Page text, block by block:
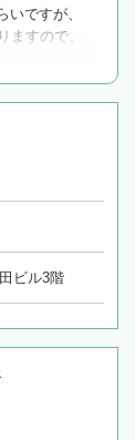
ですが、
ますので、
所に絞り込
ビル3階